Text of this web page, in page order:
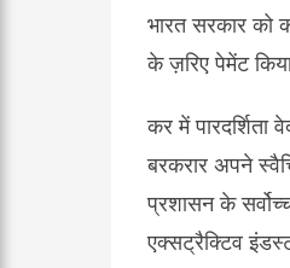
भारत सरकार को
के ज़रिए पेमेंट
कर में पारदर्शिता
बरकरार अपने
प्रशासन के
एक्सट्रैक्टिव